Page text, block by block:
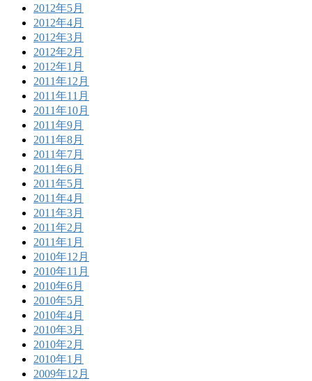
2012年5月
2012年4月
2012年3月
2012年2月
2012年1月
2011年12月
2011年11月
2011年10月
2011年9月
2011年8月
2011年7月
2011年6月
2011年5月
2011年4月
2011年3月
2011年2月
2011年1月
2010年12月
2010年11月
2010年6月
2010年5月
2010年4月
2010年3月
2010年2月
2010年1月
2009年12月